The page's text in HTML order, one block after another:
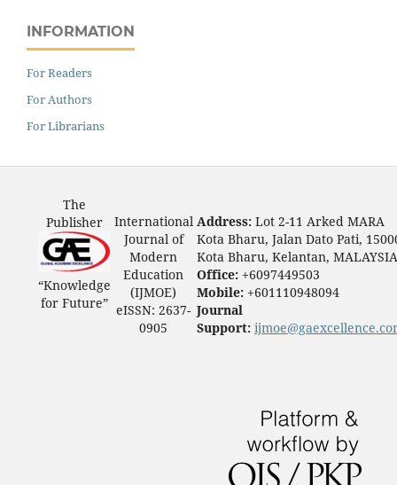
INFORMATION
For Readers
For Authors
For Librarians
The
Publisher
“Knowledge
for Future”
International
Journal of
Modern
Education
(IJMOE)
eISSN: 2637-
0905
Address: Lot 2-11 Arked MARA
Kota Bharu, Jalan Dato Pati,
Kota Bharu, Kelantan, MALAYSIA
Office: +6097449503
Mobile: +601110948094
Journal
Support: